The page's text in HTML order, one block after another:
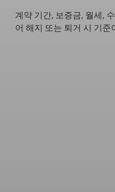
계약 기간, 보증금, 월세,
어 해지 또는 퇴거 시 기준